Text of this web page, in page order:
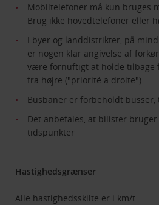
Mobiltelefoner må kun bruges
Brug ikke hovedtelefoner eller
I byer og landdistrikter, på
er nogen klar angivelse af
være fornuftigt at holde tilbage
fra højre ("priorité a droite")
Busbaner er forbeholdt busser,
Det anbefales, at bilister
tidspunkter
Hastighedsgrænser
Alle hastighedsskilte er i km/t.